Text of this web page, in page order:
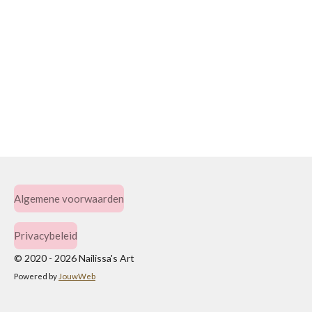
Algemene voorwaarden
Privacybeleid
© 2020 - 2026 Nailissa's Art
Powered by JouwWeb